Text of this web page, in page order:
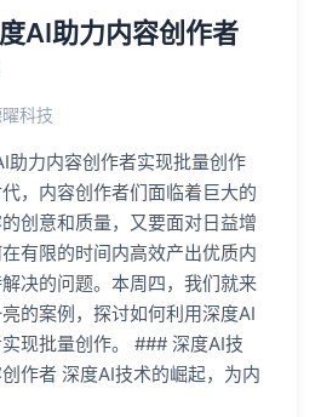
AI助力内容创作者
科技
助力内容创作者实现批量创作
，内容创作者们面临着巨大的
创意和质量，又要面对日益增
有限的时间内高效产出优质内
决的问题。本周四，我们就来
的案例，探讨如何利用深度AI
现批量创作。 ### 深度AI技
作者 深度AI技术的崛起，为内